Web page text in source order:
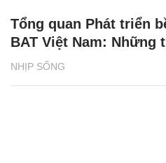
NHỊP SỐNG
Tổng quan Phát triển
BAT Việt Nam: Những